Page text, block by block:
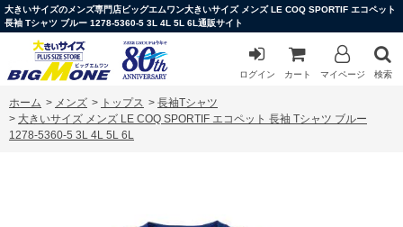
大きいサイズのメンズ専門店ビッグエムワン大きいサイズ メンズ LE COQ SPORTIF エコペット
長袖 Tシャツ ブルー 1278-5360-5 3L 4L 5L 6L通販サイト
ログイン カート マイページ 検索
ホーム > メンズ > トップス > 長袖Tシャツ
> 大きいサイズ メンズ LE COQ SPORTIF エコペット 長袖 Tシャツ ブルー
1278-5360-5 3L 4L 5L 6L